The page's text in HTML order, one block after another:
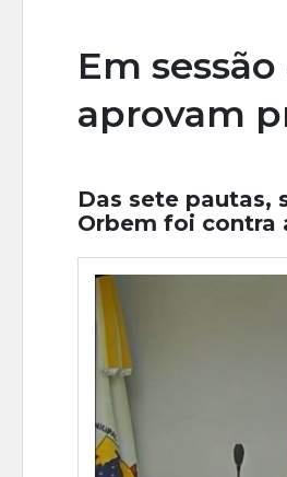
Em
aprovam
Das sete pautas,
Orbem foi contra